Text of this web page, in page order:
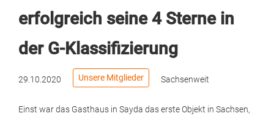
erfolgreich seine 4 Sterne in
der G-Klassifizierung
29.10.2020 Unsere Mitglieder Sachsenweit
Einst war das Gasthaus in Sayda das erste Objekt in Sachsen,